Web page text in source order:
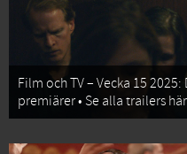
Film och TV – Vecka 15
premiärer • Se alla trailers här